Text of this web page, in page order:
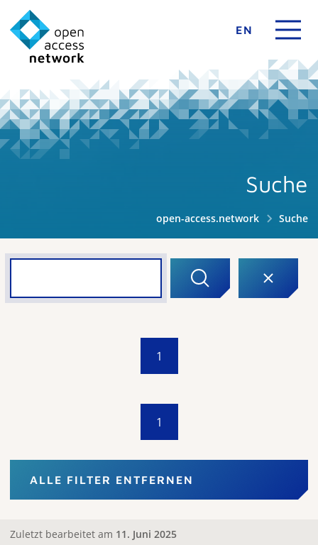
EN
Suche
open-access.network Suche
1
1
ALLE FILTER ENTFERNEN
Zuletzt bearbeitet am 11. Juni 2025